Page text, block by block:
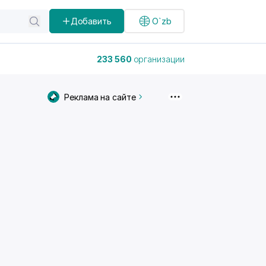
Добавить O`zb
233 560 организации
Реклама на сайте